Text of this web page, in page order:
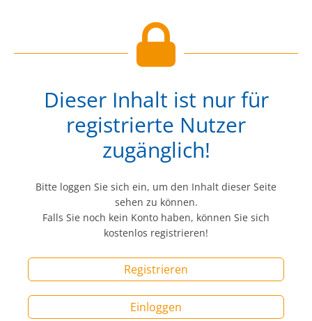
Dieser Inhalt ist nur für
registrierte Nutzer
zugänglich!
Bitte loggen Sie sich ein, um den Inhalt dieser Seite
sehen zu können.
Falls Sie noch kein Konto haben, können Sie sich
kostenlos registrieren!
Registrieren
Einloggen